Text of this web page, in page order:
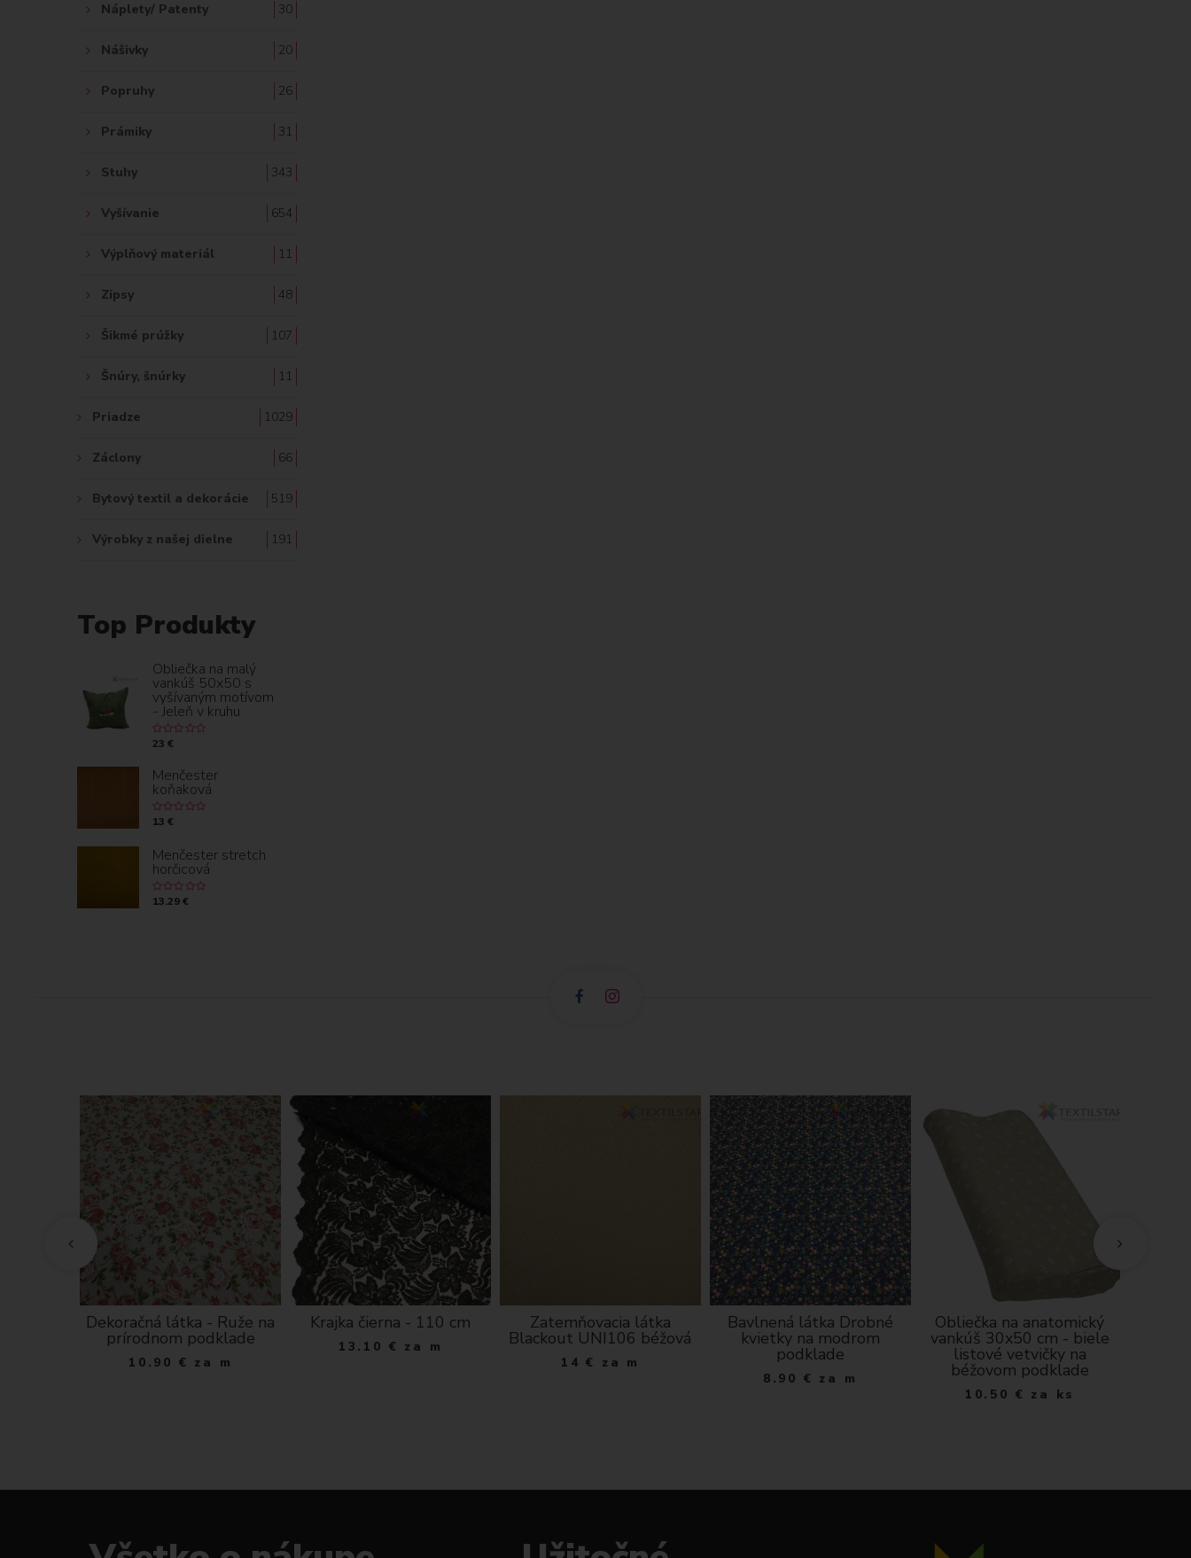
Náplety/ Patenty 30
Nášivky 20
Popruhy 26
Prámiky 31
Stuhy 343
Vyšívanie 654
Výplňový materiál 11
Zipsy 48
Šikmé prúžky 107
Šnúry, šnúrky 11
Priadze 1029
Záclony 66
Bytový textil a dekorácie 519
Výrobky z našej dielne 191
Top Produkty
Obliečka na malý
vankúš 50x50 s
vyšívaným motívom
- Jeleň v kruhu
23 €
Menčester
koňaková
13 €
Menčester stretch
horčicová
13.29 €
Dekoračná látka - Ruže na
prírodnom podklade
10.90 € za m
Krajka čierna - 110 cm
13.10 € za m
Zatemňovacia látka
Blackout UNI106 béžová
14 € za m
Bavlnená látka Drobné
kvietky na modrom
podklade
8.90 € za m
Obliečka na anatomický
vankúš 30x50 cm - biele
listové vetvičky na
béžovom podklade
10.50 € za ks